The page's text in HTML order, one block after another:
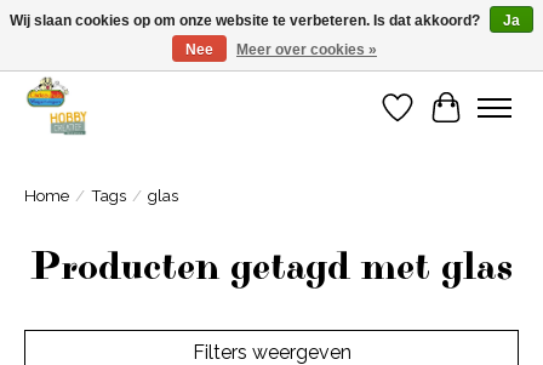
Welkom bij Cadeauhuis Wageningen
Verlanglijst
Home / Tags / glas
Producten getagd met glas
Filters weergeven
Wij slaan cookies op om onze website te verbeteren. Is dat akkoord?
Ja
Nee
Meer over cookies »